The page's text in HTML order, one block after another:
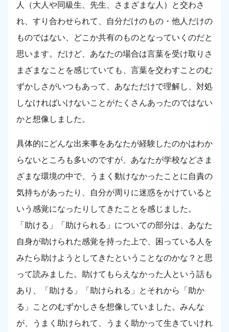
人（大人や同級生、先生、さまざまな人）と交わさ
れ、すり合わせられて、自分だけのもの・他人だけの
ものではない、どこか共有のものとなっていくのだと
思います。だけど、あなたの場合は言葉を受け取りさ
まざまなことを感じていても、言葉を交わすことのむ
ずかしさがいつもあって、あなただけで理解し、対処
しなければいけないことがたくさんあったのではない
かと想像しました。
具体的にどんな出来事をあなたが経験したのかはわか
らないところも多いのですが、あなたが学校などさま
ざまな環境の中で、うまく動けなかったことに自責の
気持ちがあったり、自分が周りに迷惑をかけていると
いう感覚になったりしてきたことを感じました。
「助ける」「助けられる」についての部分は、あなた
自身が助けられた感覚を持った上で、困っている人を
みたら助けようとしてきたということなのかな？と思
って読みました。助けてもらえなかった人という話も
あり、「助ける」「助けられる」とそれから「助か
る」ことのむずかしさを想像していました。みんな
が、うまく助けられて、うまく助かって生きていけれ